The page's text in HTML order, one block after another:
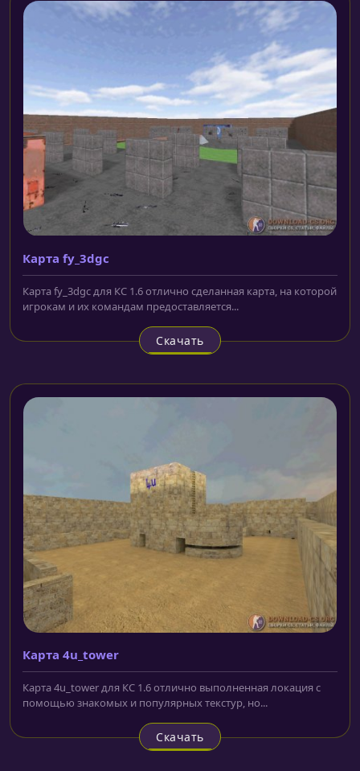
Карта fy_3dgc
Карта fy_3dgc для КС 1.6 отлично сделанная карта, на которой
игрокам и их командам предоставляется...
Скачать
Карта 4u_tower
Карта 4u_tower для КС 1.6 отлично выполненная локация с
помощью знакомых и популярных текстур, но...
Скачать